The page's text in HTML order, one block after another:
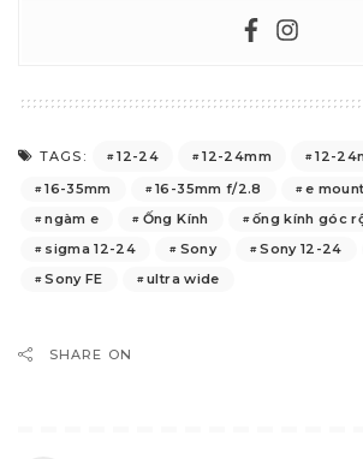
TAGS: 12-24 12-24mm 12-
16-35mm
16-35mm f/2.8 e mount
ngàm e
Ống Kính
ống kính góc
sigma 12-24
Sony Sony 12-24
Sony FE
ultra wide
SHARE ON